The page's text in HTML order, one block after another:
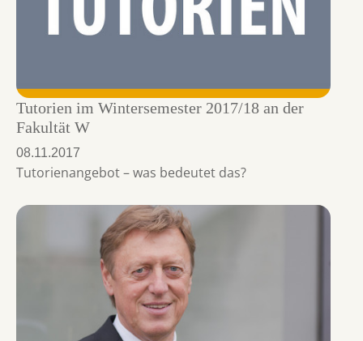
Tutorien im Wintersemester 2017/18 an der
Fakultät W
08.11.2017
Tutorienangebot – was bedeutet das?